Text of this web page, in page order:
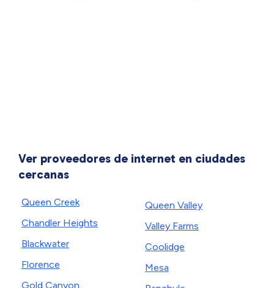
Ver proveedores de internet en ciudades
cercanas
Queen Creek
Chandler Heights
Blackwater
Florence
Gold Canyon
Queen Valley
Valley Farms
Coolidge
Mesa